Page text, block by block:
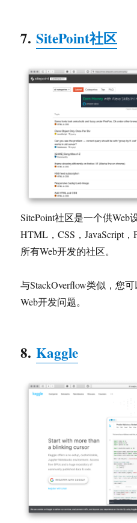
7.SitePoint社区
SitePoint社区是一个供
HTML，CSS，JavaScript，
所有Web开发的社区。
与StackOverflow类似，您
Web开发问题。
8.Kaggle